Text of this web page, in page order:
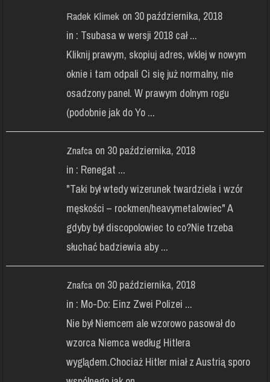
Radek Klimek on 30 października, 2018
in : Tsubasa w wersji 2018 cał ...
Kliknij prawym, skopiuj adres, wklej w nowym
oknie i tam odpali Ci się już normalny, nie
osadzony panel. W prawym dolnym rogu
(podobnie jak do Yo ...
Znafca on 30 października, 2018
in : Renegat ...
"Taki był wtedy wizerunek twardziela i wzór
męskości – rockmen/heavymetalowiec" A
gdyby był discopolowiec to co?Nie trzeba
słuchać badziewia aby ...
Znafca on 30 października, 2018
in : Mo-Do: Einz Zwei Polizei ...
Nie był Niemcem ale wzorowo pasował do
wzorca Niemca według Hitlera
wyglądem.Chociaż Hitler miał z Austrią sporo